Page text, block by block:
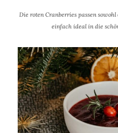
Die roten Cranberries passen
einfach ideal in die